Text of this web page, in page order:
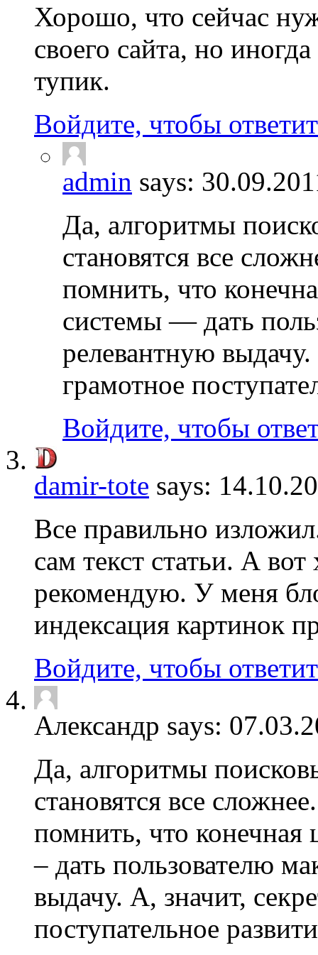
Хорошо, что сейчас
своего сайта, но
тупик.
Войдите, чтобы
admin says:
Да, алгоритмы
становятся все
помнить, что
системы — дать
релевантную
грамотное
Войдите, чтобы
damir-tote says:
Все правильно
сам текст статьи. А
рекомендую. У меня
индексация картинок
Войдите, чтобы
Александр says:
Да, алгоритмы
становятся все
помнить, что
– дать пользователю
выдачу. А, значит,
поступательное